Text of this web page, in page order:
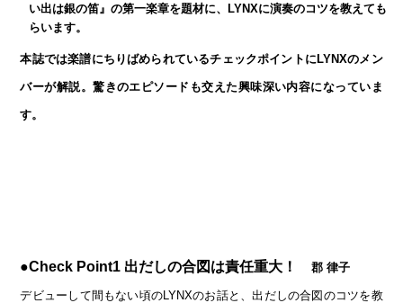
い出は銀の笛』の第一楽章を題材に、LYNXに演奏のコツを教えても
らいます。
本誌では楽譜にちりばめられているチェックポイントにLYNXのメン
バーが解説。驚きのエピソードも交えた興味深い内容になっていま
す。
●Check Point1 出だしの合図は責任重大！郡 律子
デビューして間もない頃のLYNXのお話と、出だしの合図のコツを教